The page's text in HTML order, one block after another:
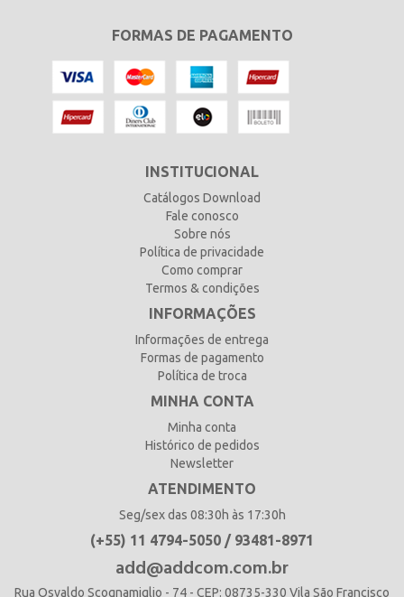
FORMAS DE PAGAMENTO
INSTITUCIONAL
Catálogos Download
Fale conosco
Sobre nós
Política de privacidade
Como comprar
Termos & condições
INFORMAÇÕES
Informações de entrega
Formas de pagamento
Política de troca
MINHA CONTA
Minha conta
Histórico de pedidos
Newsletter
ATENDIMENTO
Seg/sex das 08:30h às 17:30h
(+55) 11 4794-5050 / 93481-8971
add@addcom.com.br
Rua Osvaldo Scognamiglio - 74 - CEP: 08735-330 Vila São Francisco